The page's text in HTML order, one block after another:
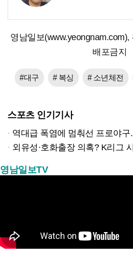
영남일보(www.yeongnam.com),
배포금지
#대구 # 복싱 # 소년체전
스포츠 인기기사
역대급 폭염에 멈춰선 프로야구…KBO,
외유성·호화출장 의혹? K리그 시민구단
영남일보TV